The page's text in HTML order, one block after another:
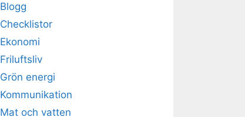
Blogg
Checklistor
Ekonomi
Friluftsliv
Grön energi
Kommunikation
Mat och vatten